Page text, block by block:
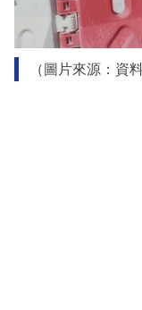
（圖片來源：資